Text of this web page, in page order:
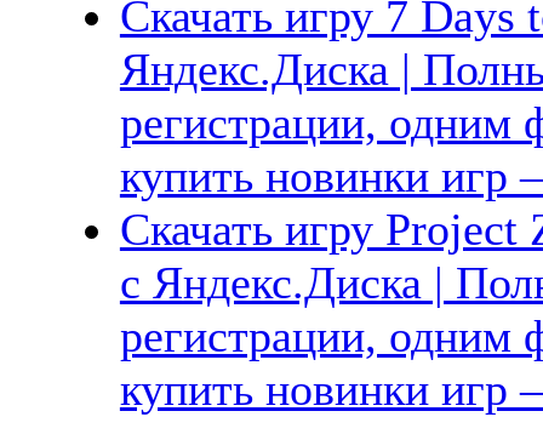
Скачать игру 7
Яндекс.Диска |
регистрации, одним
купить новинки
Скачать игру
с Яндекс.Диска |
регистрации, одним
купить новинки